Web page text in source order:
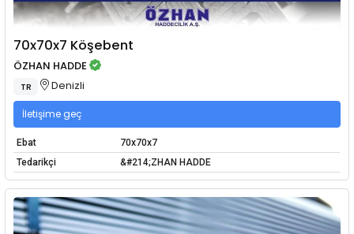
70x70x7 Köşebent
ÖZHAN HADDE
TR Denizli
İletişime geç
Ebat
70x70x7
Tedarikçi
&#214;ZHAN HADDE